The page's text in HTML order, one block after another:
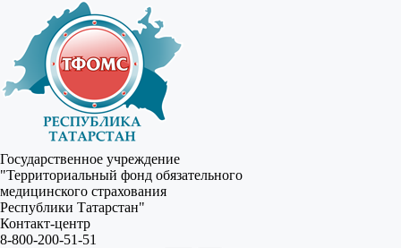
Государственное учреждение
"Территориальный фонд обязательного
медицинского страхования
Республики Татарстан"
Контакт-центр
8-800-200-51-51